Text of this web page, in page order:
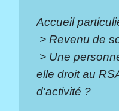
Accueil
> Revenu de
> Une
elle droit au
d'activité ?